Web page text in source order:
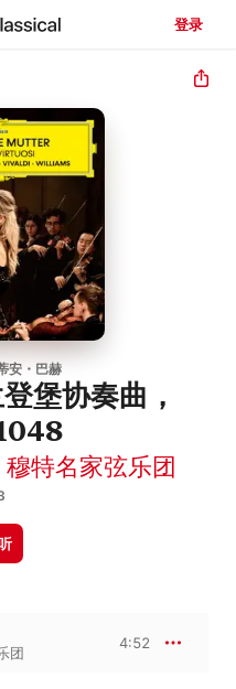
登录
安・巴赫
堡协奏曲，
穆特名家弦乐团
团
4:52